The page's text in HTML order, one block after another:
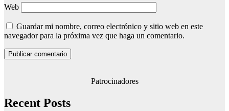
Web
Guardar mi nombre, correo electrónico y sitio web en este
navegador para la próxima vez que haga un comentario.
Patrocinadores
Recent Posts